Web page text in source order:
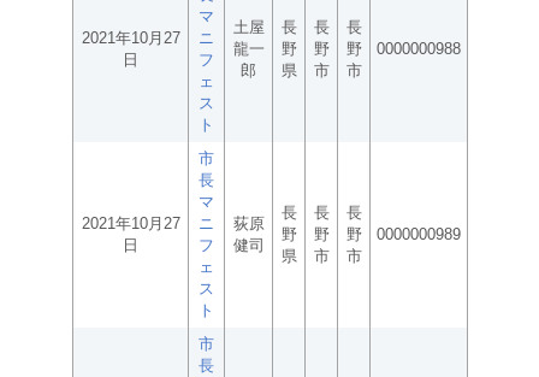
2021年10月27
日
マ
ニ
フ
ェ
ス
ト
土屋
龍一
郎
長
野
県
長
野
市
長
野
市
0000000988
2021年10月27
日
市
長
マ
ニ
フ
ェ
ス
ト
荻原
健司
長
野
県
長
野
市
長
野
市
0000000989
市
長